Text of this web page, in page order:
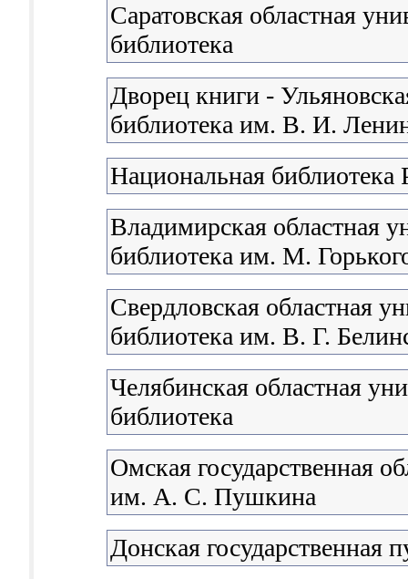
Саратовская областная
библиотека
Дворец книги -
библиотека им. В. И.
Национальная библиотека
Владимирская областная
библиотека им. М.
Свердловская областная
библиотека им. В. Г.
Челябинская областная
библиотека
Омская государственная
им. А. С. Пушкина
Донская государственная